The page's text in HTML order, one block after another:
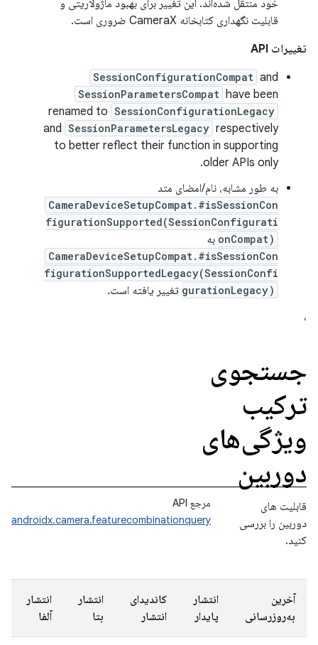
خود منتقل شده‌اند. این تغییر برای بهبود ماژولاریتی و
قابلیت نگهداری کتابخانه CameraX ضروری است.
تغییرات API
SessionConfigurationCompat and
SessionParametersCompat have been
renamed to SessionConfigurationLegacy
and SessionParametersLegacy respectively
to better reflect their function in supporting
older APIs only.
به طور مشابه، نام/امضای متد
CameraDeviceSetupCompat.#isSessionCon
figurationSupported(SessionConfigurati
onCompat) به
CameraDeviceSetupCompat.#isSessionCon
figurationSupportedLegacy(SessionConfi
gurationLegacy) تغییر یافته است.
،
جستجوی
ترکیب
ویژگی‌های
دوربین
مرجع API
androidx.camera.featurecombinationquery
قابلیت های
دوربین را بررسی
کنید.
آخرین
به‌روزرسانی
انتشار
پایدار
کاندیدای
انتشار
انتشار
بتا
انتشار
آلفا